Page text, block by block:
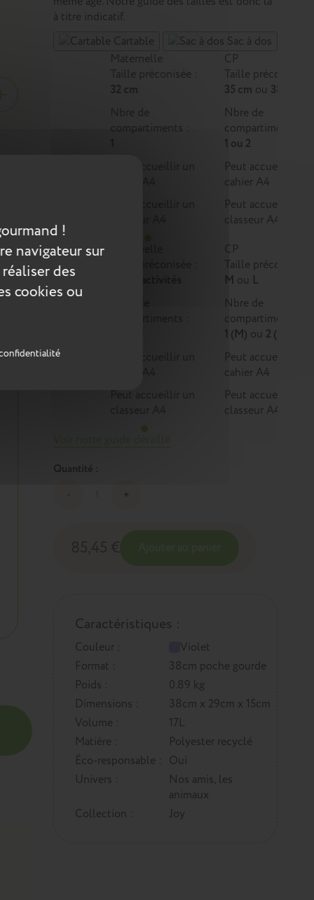
!
navigateur sur
des
cookies ou
à titre indicatif.
Cartable
Sac à dos
Maternelle
Taille préconisée :
32 cm
Nbre de
compartiments :
CP
Taille préconisée :
35 cm ou 38 cm
Nbre de
compartiments :
1 ou 2
Peut accueillir un
cahier A4
Peut accueillir un
classeur A4
Peut accueillir un
CP
Taille préconisée :
M ou L
Nbre de
compartiments :
1 (M) ou 2 (L)
Peut accueillir un
cahier A4
Peut accueillir un
classeur A4
Quantité :
Caractéristiques :
Couleur :
Violet
Format :
38cm poche gourde
Poids :
0.89 kg
Dimensions :
38cm x 29cm x 15cm
Volume :
17L
Matière :
Polyester recyclé
Éco-responsable : Oui
Univers :
Nos amis, les
animaux
Collection :
Joy